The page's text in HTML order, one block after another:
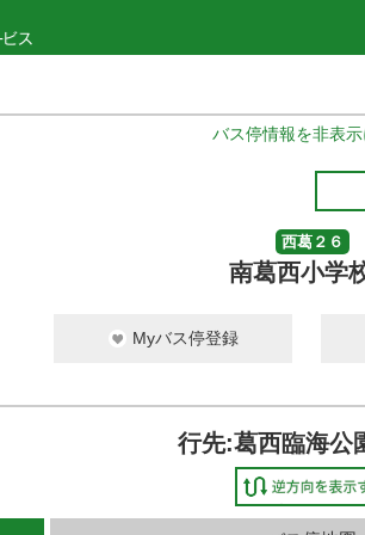
バス停情報を非表
西葛２６
南葛西小学
Myバス停登録
行先:葛西臨海公